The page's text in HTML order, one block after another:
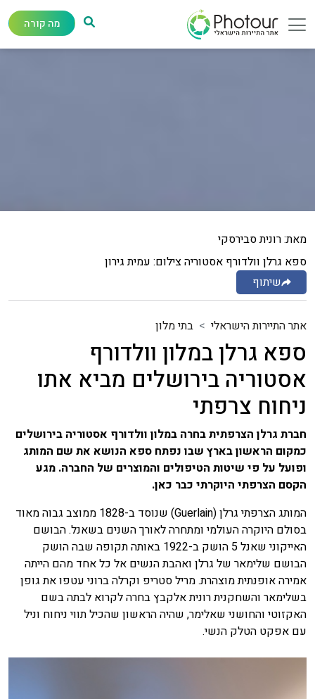
מה קורה
מאת: רונית סבירסקי
ספא גרלן וולדורף אסטוריה צילום: עמית גירון
שיתוף
אתר התיירות הישראלי בתי מלון
ספא גרלן במלון וולדורף
אסטוריה בירושלים מביא אתו
ניחוח צרפתי
חברת גרלן הצרפתית בחרה במלון וולדורף אסטוריה בירושלים
כמקום הראשון בארץ שבו נפתח ספא הנושא את שם המותג
ופועל על פי שיטות הטיפולים והמוצרים של החברה. מגע
הקסם הצרפתי היוקרתי כבר כאן.
המותג הצרפתי גרלן (Guerlain) שנוסד ב-1828 ממוצב גבוה מאוד
בסולם היוקרה העולמי ומתחרה לאורך השנים בשאנל. הבושם
האייקוני שאנל 5 הושק ב-1922 באותה תקופה שבה הושק
הבושם שלימאר של גרלן ואהבת הנשים אל כל אחד מהם הייתה
אמירה אופנתית מוצהרת. מריל סטריפ וקרלה ברוני עטפו את גופן
בשלימאר והשחקנית רונית אלקבץ בחרה לקרוא לבתה בשם
האקזוטי והחושני שאלימר, שהיה הראשון שהכיל תווי ניחוח וניל
עם אפקט הטלק הנשי.